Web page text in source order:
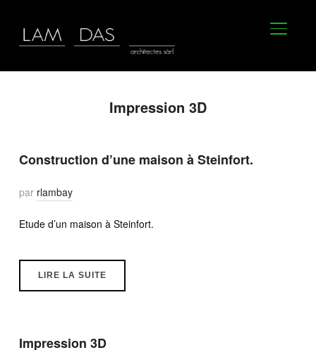
Impression 3D
Construction d’une maison à Steinfort.
par rlambay
Etude d’un maison à Steinfort.
LIRE LA SUITE
Impression 3D